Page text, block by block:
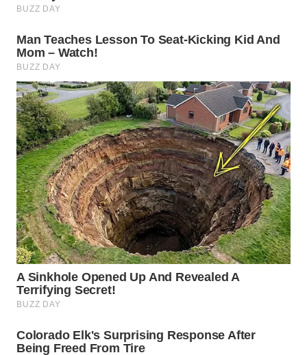
LANGKAT
WN
TAPANULI
SELATAN
WN
TANJUNG
LESUNG
WN
KARO
WN
SIMALUNGUN
WN